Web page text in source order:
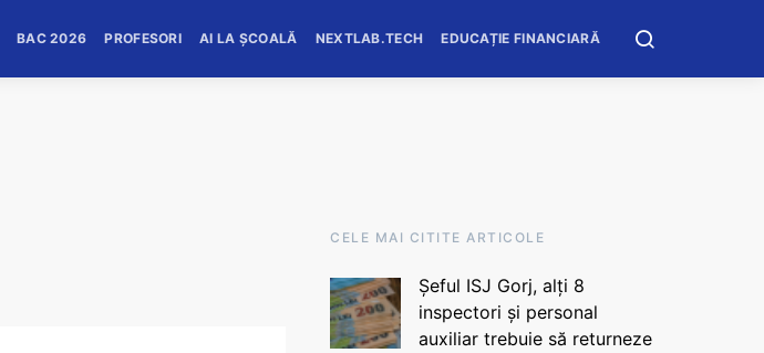
BAC 2026 PROFESORI AI LA ȘCOALĂ NEXTLAB.TECH EDUCAȚIE FINANCIARĂ
CELE MAI CITITE ARTICOLE
Șeful ISJ Gorj, alți 8
inspectori și personal
auxiliar trebuie să returneze